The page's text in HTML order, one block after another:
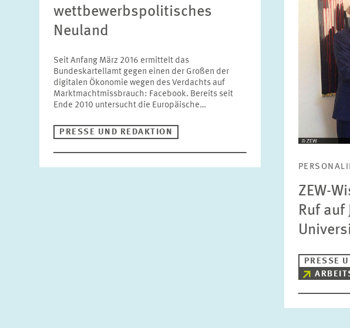
wettbewerbspolitisches
Neuland
Seit Anfang März 2016 ermittelt das
Bundeskartellamt gegen einen der Großen der
digitalen Ökonomie wegen des Verdachts auf
Marktmachtmissbrauch: Facebook. Bereits seit
Ende 2010 untersucht die Europäische…
PRESSE UND REDAKTION
vergrößerter
Ansicht
ZEW-
Ruf
PRESSE